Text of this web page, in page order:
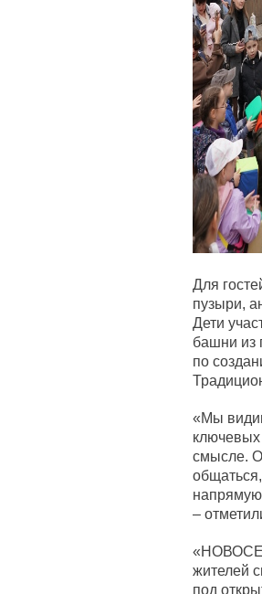
Для
пузыри,
Дети
башни из
по
«Мы
смысле.
напрямую
–
жителей
под